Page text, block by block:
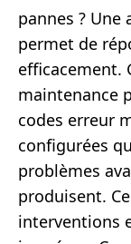
pannes ? Une
permet de
efficacement.
maintenance
codes erreur
configurées
problèmes
produisent.
interventions